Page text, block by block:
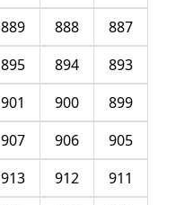
887
888
889
893
894
895
899
900
901
905
906
907
911
912
913